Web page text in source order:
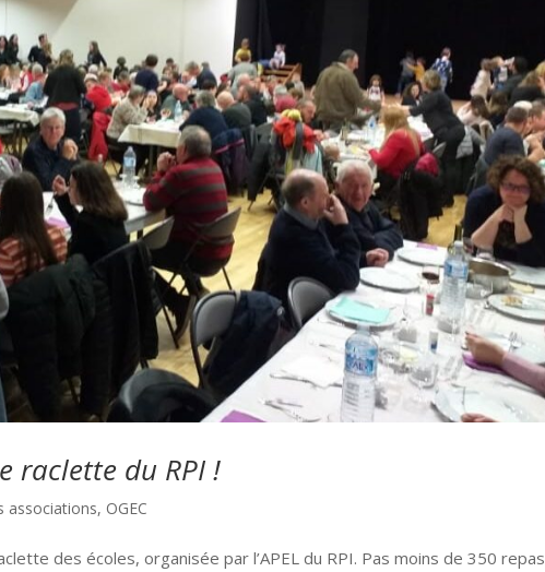
raclette du RPI !
associations, OGEC
des écoles, organisée par l’APEL du RPI. Pas moins de 350 repas